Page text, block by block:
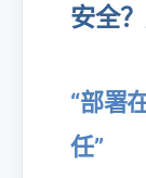
安全
“部署
任”